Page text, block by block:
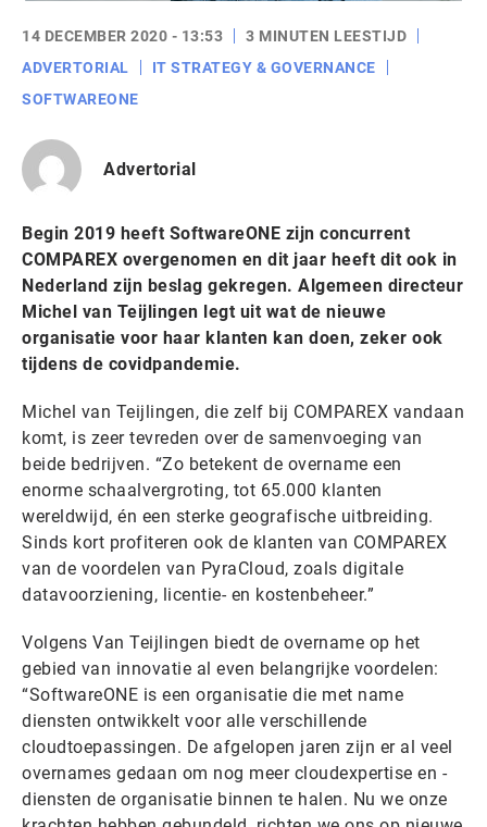
14 DECEMBER 2020 - 13:53
3 MINUTEN LEESTIJD
ADVERTORIAL
IT STRATEGY & GOVERNANCE
SOFTWAREONE
Advertorial
Begin 2019 heeft SoftwareONE zijn concurrent
COMPAREX overgenomen en dit jaar heeft dit ook in
Nederland zijn beslag gekregen. Algemeen directeur
Michel van Teijlingen legt uit wat de nieuwe
organisatie voor haar klanten kan doen, zeker ook
tijdens de covidpandemie.
Michel van Teijlingen, die zelf bij COMPAREX vandaan
komt, is zeer tevreden over de samenvoeging van
beide bedrijven. “Zo betekent de overname een
enorme schaalvergroting, tot 65.000 klanten
wereldwijd, én een sterke geografische uitbreiding.
Sinds kort profiteren ook de klanten van COMPAREX
van de voordelen van PyraCloud, zoals digitale
datavoorziening, licentie- en kostenbeheer.”
Volgens Van Teijlingen biedt de overname op het
gebied van innovatie al even belangrijke voordelen:
“SoftwareONE is een organisatie die met name
diensten ontwikkelt voor alle verschillende
cloudtoepassingen. De afgelopen jaren zijn er al veel
overnames gedaan om nog meer cloudexpertise en -
diensten de organisatie binnen te halen. Nu we onze